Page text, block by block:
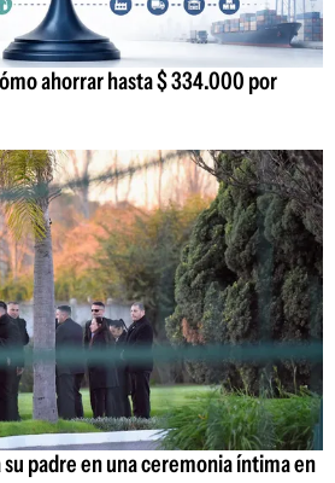
ahorrar hasta $ 334.000 por
padre en una ceremonia íntima en